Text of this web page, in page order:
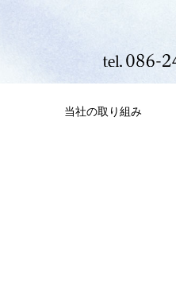
当社の取り組み